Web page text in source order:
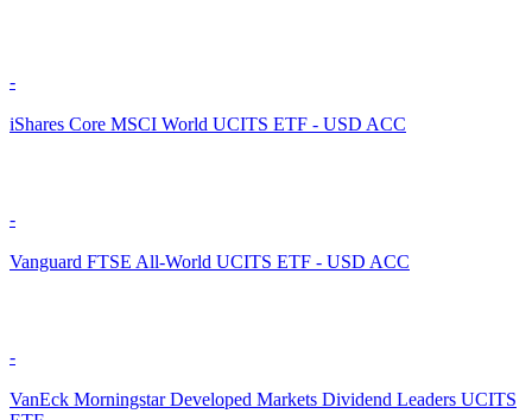
-
iShares Core MSCI World UCITS ETF - USD ACC
-
Vanguard FTSE All-World UCITS ETF - USD ACC
-
VanEck Morningstar Developed Markets Dividend Leaders UCITS